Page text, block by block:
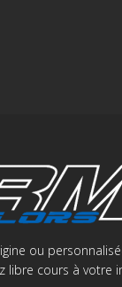
ou
libre cours à votre